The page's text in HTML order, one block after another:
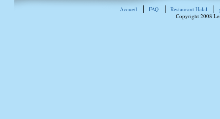
Accueil FAQ Restaurant Halal
Copyright 2008